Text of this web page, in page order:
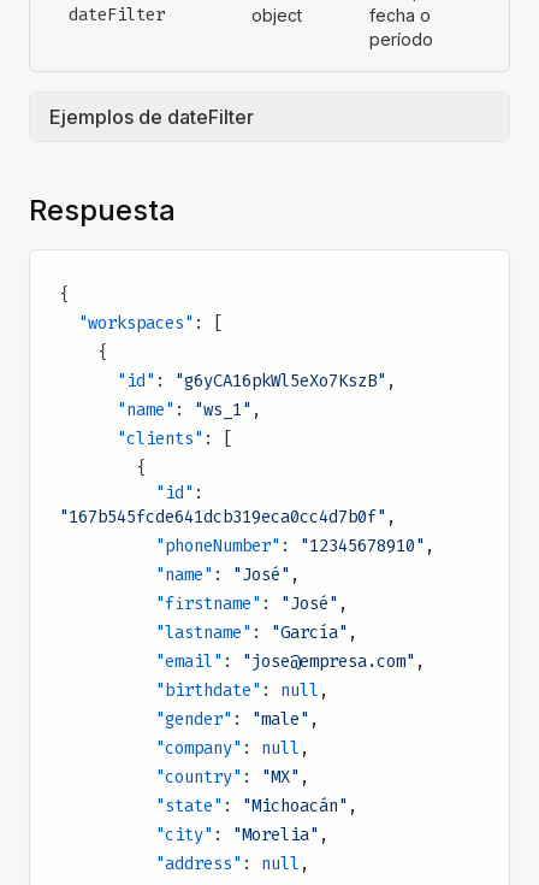
dateFilter object
fecha o
período
Ejemplos de dateFilter
GET /v1/clients?dateFilter=
Rango de fechas:
GET /v1/clients?dateFilter=
{"type":"range","startDate":"2024-01-
01","endDate":"2024-01-31"}
Respuesta
{
  "workspaces"
: [
    {
      "id"
: "g6yCA16pkWl5eXo7KszB" ,
      "name"
: "ws_1" ,
      "clients"
: [
        {
          "id"
"167b545fcde641dcb319eca0cc4d7b0f" ,
          "phoneNumber"
: "12345678910" ,
          "name"
: "José" ,
          "firstname"
: "José" ,
          "lastname"
: "García" ,
          "email"
: "jose@empresa.com" ,
          "birthdate"
: null ,
          "gender"
: "male" ,
          "company"
: null ,
          "country"
: "MX" ,
          "state"
: "Michoacán" ,
          "city"
: "Morelia" ,
          "address"
: null ,